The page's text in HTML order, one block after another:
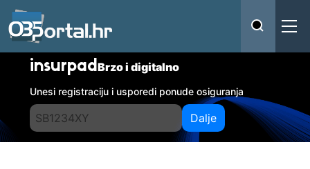
insurpadBrzo i digitalno
Unesi registraciju i usporedi ponude osiguranja
Dalje